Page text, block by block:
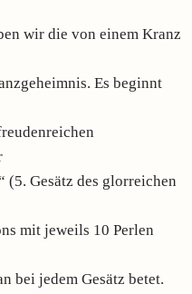
wir die von einem Kranz
Es beginnt
(5. Gesätz des glorreichen
mit jeweils 10 Perlen
bei jedem Gesätz betet.